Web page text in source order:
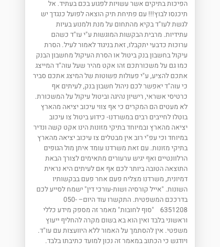
הפיכות בתיקים אשר עשויות לפגוע בכם בעתיד. אל
תיכנסו לבוץ!!! עם פתיחת תיק הוצאה לפועל כנגדך יש
לגשת לעו"ד בקיא מהתחום על מנת ולמנוע בעיות
עתידיות. מרבית הבקשות המוגשות ע"י עו"ד כשהם
ערוכות כדבעי יתקבלו, זאת בניגוד לאמור לעיל. הסרת
עיקול בחשבון בנק ביטול או הסרת העיקול מחשבון הבנק
כמו גם על משכורתכם זהו אקט מהיר שעל עוה"ד המייצג
אתכם להציע, ע"י פעולות פשוטות של המיצג אתכם סביר
כי עוה"ד יאפשר לכם ניהול חשבון בנק, לעיתים אף
כרטיסי אשראי, רישיון נהיגה וביטול עיקול על המשכורת.
לא מעטים הם המקרים כי אף צווי עיכוב יציאה מהארץ
בוטלו לחייבים רבים במשרדנו- כידוע ביטול צו עיכוב
יציאה מהארץ ובמיוחד בתיקי מזונות הינו אקט קשה ונדיר
במיוחד וכי עפ"י רוב אין מבטלים צו עיכוב יציאה מהארץ
בתיקי מזונות. עם זאת משרדנו עומד איתן מול הגופים
הרלוונטיים ואף יגיש ערעורים מתאימים לצורך הבאת
התוצאה הטובה ביותר לכם אף אם לעיתים היא נראית
דמיונית, משרדנו מצליח פעם אחר פעם בבקשותיו
השונות. "אייל קורסיה ושות-עורכי דין" ישמח לסייע לכם
בדרככם המשפטית. התקשרו עוד היום– 050-
6351208 "סוף לחובות" מאמר זה מספק מידע כללי
וראשוני בלבד ואין הוא בא בשום מקרה להחליף ייעוץ
משפטי. אין להסתמך על האמור ללא היוועצות עם עו"ד.
ויודגש כי הכתוב במאמר זה נכון למועד כתיבתו בלבד.